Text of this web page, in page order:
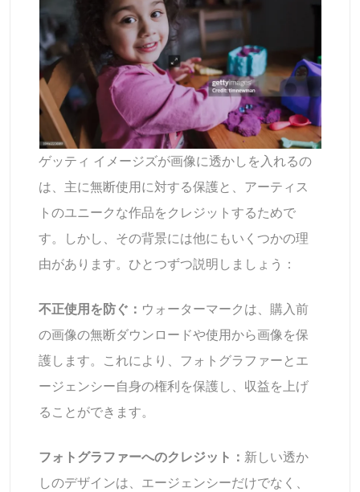
ゲッティ イメージズが画像に透かしを入れるの
は、主に無断使用に対する保護と、アーティス
トのユニークな作品をクレジットするためで
す。しかし、その背景には他にもいくつかの理
由があります。ひとつずつ説明しましょう：
不正使用を防ぐ： ウォーターマークは、購入前
の画像の無断ダウンロードや使用から画像を保
護します。これにより、フォトグラファーとエ
ージェンシー自身の権利を保護し、収益を上げ
ることができます。
フォトグラファーへのクレジット： 新しい透か
しのデザインは、エージェンシーだけでなく、